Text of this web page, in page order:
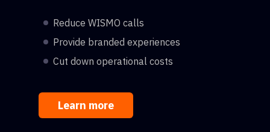
Reduce WISMO calls
Provide branded experiences
Cut down operational costs
Learn more